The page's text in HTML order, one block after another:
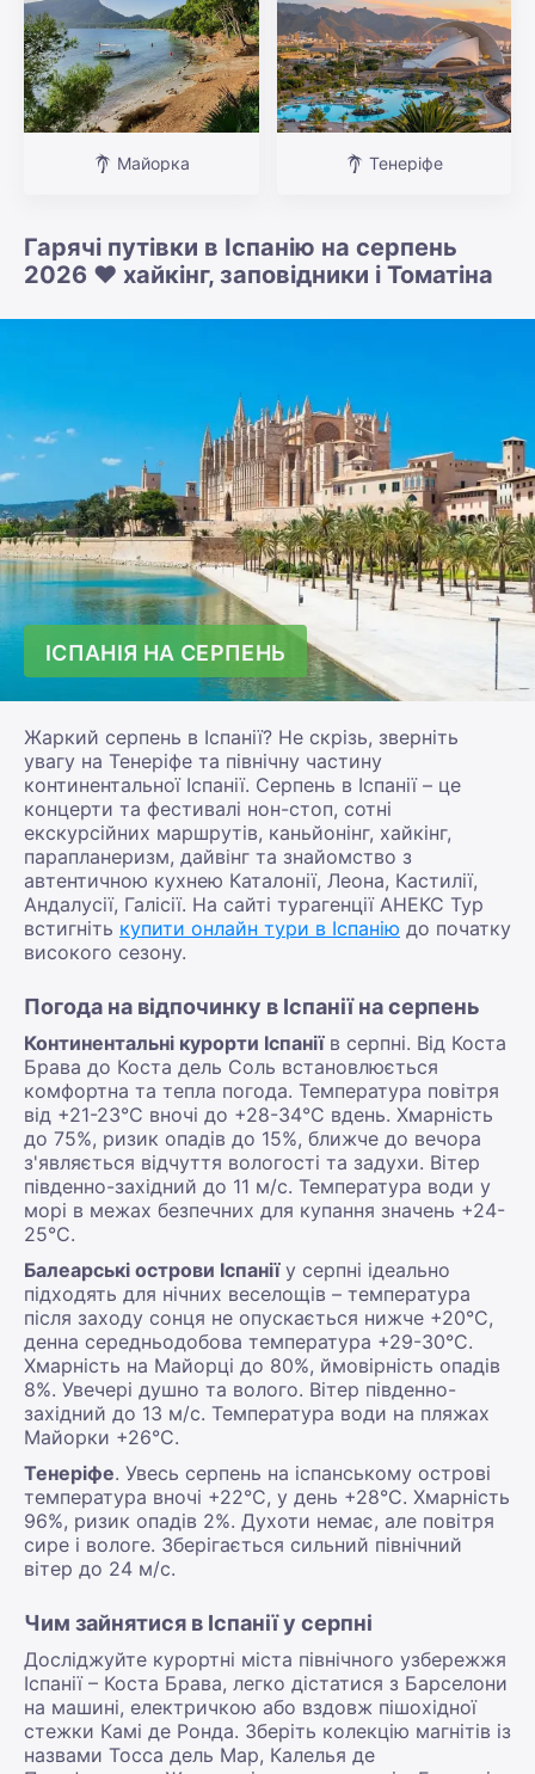
Майорка Тенеріфе
Гарячі путівки в Іспанію на серпень
2026 ❤️ хайкінг, заповідники і Томатіна
ІСПАНІЯ НА СЕРПЕНЬ
Жаркий серпень в Іспанії? Не скрізь, зверніть
увагу на Тенеріфе та північну частину
континентальної Іспанії. Серпень в Іспанії – це
концерти та фестивалі нон-стоп, сотні
екскурсійних маршрутів, каньйонінг, хайкінг,
парапланеризм, дайвінг та знайомство з
автентичною кухнею Каталонії, Леона, Кастилії,
Андалусії, Галісії. На сайті турагенції АНЕКС Тур
встигніть купити онлайн тури в Іспанію до початку
високого сезону.
Погода на відпочинку в Іспанії на серпень
Континентальні курорти Іспаніїв серпні. Від Коста
Брава до Коста дель Соль встановлюється
комфортна та тепла погода. Температура повітря
від +21-23°С вночі до +28-34°С вдень. Хмарність
до 75%, ризик опадів до 15%, ближче до вечора
з'являється відчуття вологості та задухи. Вітер
південно-західний до 11 м/с. Температура води у
морі в межах безпечних для купання значень +24-
25°С.
Балеарські острови Іспаніїу серпні ідеально
підходять для нічних веселощів – температура
після заходу сонця не опускається нижче +20°С,
денна середньодобова температура +29-30°С.
Хмарність на Майорці до 80%, ймовірність опадів
8%. Увечері душно та волого. Вітер південно-
західний до 13 м/с. Температура води на пляжах
Майорки +26°С.
Тенеріфе. Увесь серпень на іспанському острові
температура вночі +22°С, у день +28°С. Хмарність
96%, ризик опадів 2%. Духоти немає, але повітря
сире і вологе. Зберігається сильний північний
вітер до 24 м/с.
Чим зайнятися в Іспанії у серпні
Досліджуйте курортні міста північного узбережжя
Іспанії – Коста Брава, легко дістатися з Барселони
на машині, електричкою або вздовж пішохідної
стежки Камі де Ронда. Зберіть колекцію магнітів із
назвами Тосса дель Мар, Калелья де